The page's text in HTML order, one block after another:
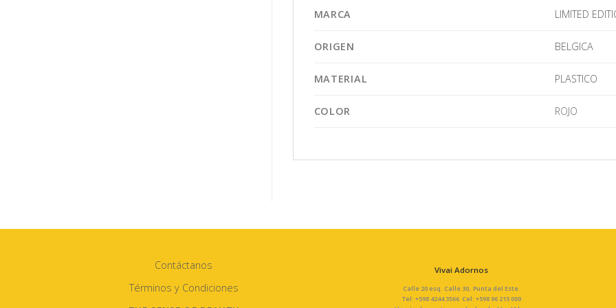
MARCA LIMITED
ORIGEN BELGICA
MATERIAL PLASTICO
COLOR ROJO
Contáctanos
Términos y Condiciones
Vivai Adornos
Calle 20 esq. Calle 30, Punta del Este.
Tel: +598 4244 3566 Cel: +598 96 215 000